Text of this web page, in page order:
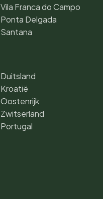
Vila Franca do Campo
Ponta Delgada
Santana
Duitsland
Kroatië
Oostenrijk
Zwitserland
Portugal